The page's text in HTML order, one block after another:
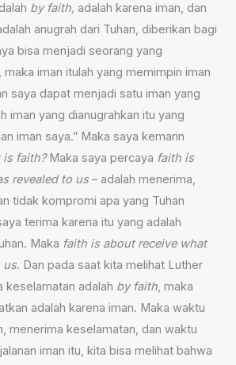
by faith, adalah karena iman, dan
anugrah dari Tuhan, diberikan bagi
bisa menjadi seorang yang
maka iman itulah yang memimpin iman
saya dapat menjadi satu iman yang
iman yang dianugrahkan itu yang
iman saya.” Maka saya kemarin
is faith?Maka saya percaya faith is
revealed to us– adalah menerima,
tidak kompromi apa yang Tuhan
terima karena itu yang adalah
Maka faith is about receive what
us. Dan pada saat kita melihat Luther
keselamatan adalah by faith , maka
adalah karena iman. Maka waktu
menerima keselamatan, dan waktu
iman itu, kita bisa melihat bahwa